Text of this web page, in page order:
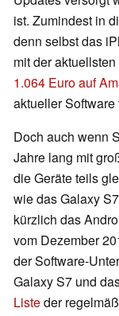
ist. Zumindest in
denn selbst das
mit der
1.064 Euro auf
aktueller
Doch auch wenn
Jahre lang mit
die Geräte teils
wie das Galaxy
kürzlich das
vom Dezember
der Software-
Galaxy S7 und
Listeder